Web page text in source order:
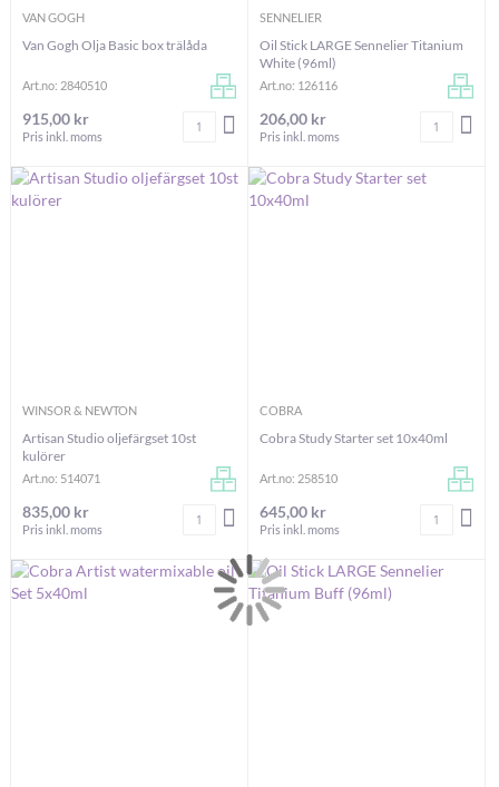
VAN GOGH
Van Gogh Olja Basic box trälåda
Art.no: 2840510
915,00 kr
Pris inkl. moms
Antal LÄGG I VARUKORGEN
SENNELIER
Oil Stick LARGE Sennelier Titanium
White (96ml)
Art.no: 126116
206,00 kr
Pris inkl. moms
Antal
WINSOR & NEWTON
Artisan Studio oljefärgset 10st
kulörer
Art.no: 514071
835,00 kr
Pris inkl. moms
Antal LÄGG I VARUKORGEN
COBRA
Cobra Study Starter set 10x40ml
Art.no: 258510
645,00 kr
Pris inkl. moms
Antal